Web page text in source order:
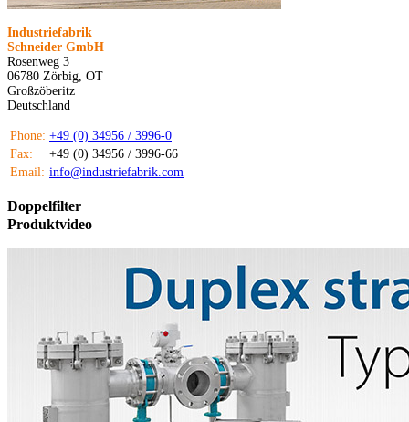
Industriefabrik
Schneider GmbH
Rosenweg 3
06780 Zörbig, OT
Großzöberitz
Deutschland
Phone: +49 (0) 34956 / 3996-0
Fax:
+49 (0) 34956 / 3996-66
Email: info@industriefabrik.com
Doppelfilter
Produktvideo